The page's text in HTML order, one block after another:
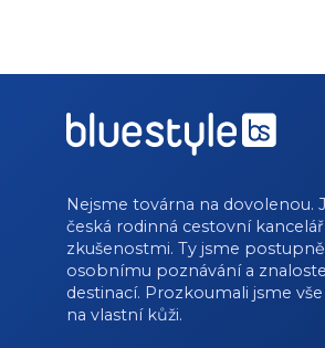
Nejsme továrna na dovolenou.
česká rodinná cestovní
zkušenostmi. Ty jsme
osobnímu poznávání a
destinací. Prozkoumali jsme
na vlastní kůži.